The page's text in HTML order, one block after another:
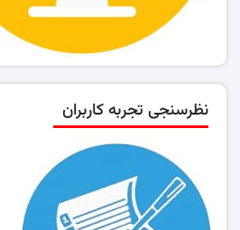
نظرسنجی تجربه کاربران